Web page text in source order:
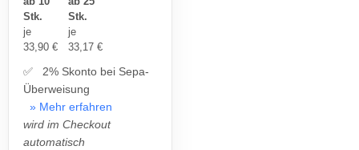
Stk.
je
33,90 €
Stk.
je
33,17 €
✅ 2% Skonto bei Sepa-
Überweisung
» Mehr erfahren
wird im Checkout
automatisch